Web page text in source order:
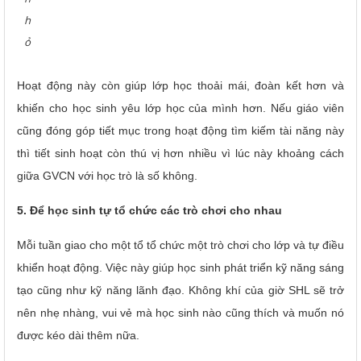
h
ỏ
Hoạt động này còn giúp lớp học thoải mái, đoàn kết hơn và
khiến cho học sinh yêu lớp học của mình hơn. Nếu giáo viên
cũng đóng góp tiết mục trong hoạt động tìm kiếm tài năng này
thì tiết sinh hoạt còn thú vị hơn nhiều vì lúc này khoảng cách
giữa GVCN với học trò là số không.
5. Để học sinh tự tổ chức các trò chơi cho nhau
Mỗi tuần giao cho một tổ tổ chức một trò chơi cho lớp và tự điều
khiển hoạt động. Việc này giúp học sinh phát triển kỹ năng sáng
tạo cũng như kỹ năng lãnh đạo. Không khí của giờ SHL sẽ trở
nên nhẹ nhàng, vui vẻ mà học sinh nào cũng thích và muốn nó
được kéo dài thêm nữa.